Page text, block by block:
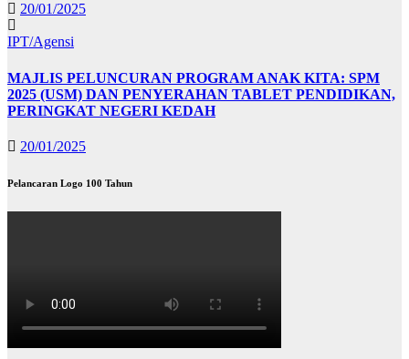
20/01/2025
IPT/Agensi
MAJLIS PELUNCURAN PROGRAM ANAK KITA: SPM
2025 (USM) DAN PENYERAHAN TABLET PENDIDIKAN,
PERINGKAT NEGERI KEDAH
20/01/2025
Pelancaran Logo 100 Tahun